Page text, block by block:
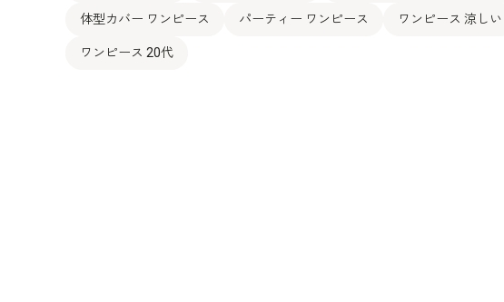
体型カバー ワンピース パーティー ワンピース ワンピース 涼しい
ワンピース 20代